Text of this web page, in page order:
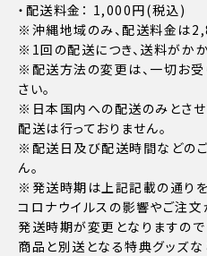
・配送料金： 1,000円(税込)
※沖縄地域のみ、配送料金は
※1回の配送につき、送料がかか
※配送方法の変更は、一切お受
さい。
※日本国内への配送のみとさせ
配送は行っておりません。
※配送日及び配送時間などの
ん。
※発送時期は上記記載の通りを
コロナウイルスの影響やご注文
発送時期が変更となりますので
商品と別送となる特典グッズ